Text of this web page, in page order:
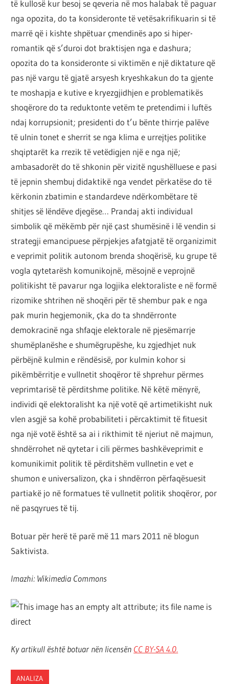
të kullosë kur besoj se qeveria në mos halabak të paguar
nga opozita, do ta konsideronte të vetësakrifikuarin si të
marrë që i kishte shpëtuar çmendinës apo si hiper-
romantik që s’duroi dot braktisjen nga e dashura;
opozita do ta konsideronte si viktimën e një diktature që
pas një vargu të gjatë arsyesh kryeshkakun do ta gjente
te moshapja e kutive e kryezgjidhjen e problematikës
shoqërore do ta reduktonte vetëm te pretendimi i luftës
ndaj korrupsionit; presidenti do t’u bënte thirrje palëve
të ulnin tonet e sherrit se nga klima e urrejtjes politike
shqiptarët ka rrezik të vetëdigjen një e nga një;
ambasadorët do të shkonin për vizitë ngushëlluese e pasi
të jepnin shembuj didaktikë nga vendet përkatëse do të
kërkonin zbatimin e standardeve ndërkombëtare të
shitjes së lëndëve djegëse… Prandaj akti individual
simbolik që mëkëmb për një çast shumësinë i lë vendin si
strategji emancipuese përpjekjes afatgjatë të organizimit
e veprimit politik autonom brenda shoqërisë, ku grupe të
vogla qytetarësh komunikojnë, mësojnë e veprojnë
politikisht të pavarur nga logjika elektoraliste e në formë
rizomike shtrihen në shoqëri për të shembur pak e nga
pak murin hegjemonik, çka do ta shndërronte
demokracinë nga shfaqje elektorale në pjesëmarrje
shumëplanëshe e shumëgrupëshe, ku zgjedhjet nuk
përbëjnë kulmin e rëndësisë, por kulmin kohor si
pikëmbërritje e vullnetit shoqëror të shprehur përmes
veprimtarisë të përditshme politike. Në këtë mënyrë,
individi që elektoralisht ka një votë që artimetikisht nuk
vlen asgjë sa kohë probabiliteti i përcaktimit të fituesit
nga një votë është sa ai i rikthimit të njeriut në majmun,
shndërrohet në qytetar i cili përmes bashkëveprimit e
komunikimit politik të përditshëm vullnetin e vet e
shumon e universalizon, çka i shndërron përfaqësuesit
partiakë jo në formatues të vullnetit politik shoqëror, por
në pasqyrues të tij.
Botuar për herë të parë më 11 mars 2011 në blogun
Saktivista.
Imazhi: Wikimedia Commons
Ky artikull është botuar nën licensën CC BY-SA 4.0.
ANALIZA